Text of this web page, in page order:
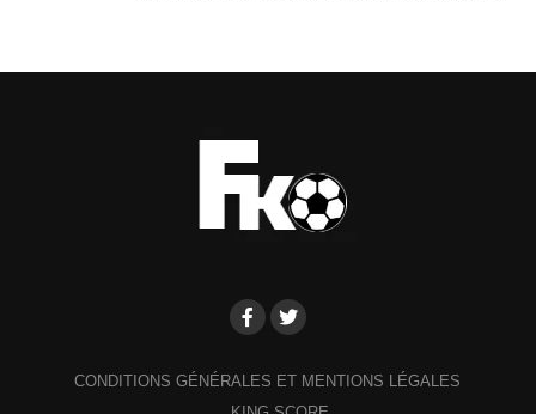
CONDITIONS GÉNÉRALES ET MENTIONS LÉGALES